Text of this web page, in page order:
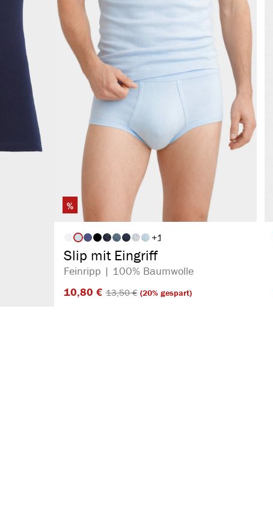
%
Artikelfarbeauswählen
+1
Slip mit Eingriff
Feinripp | 100% Baumwolle
10,80 €​ 13,50 €​(20% gespart)